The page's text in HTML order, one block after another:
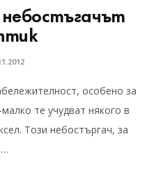
особено за
те учудват някого в
Този небостъргач, за